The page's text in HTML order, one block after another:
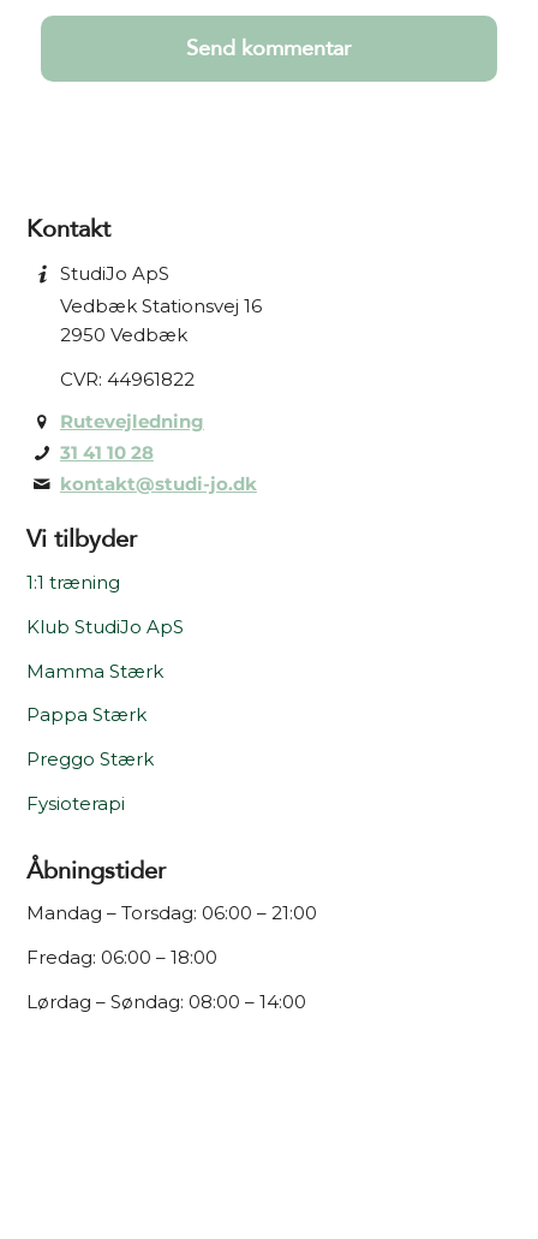
Kontakt
StudiJo ApS
Vedbæk Stationsvej 16
2950 Vedbæk
CVR: 44961822
Rutevejledning
31 41 10 28
kontakt@studi-jo.dk
Vi tilbyder
1:1 træning
Klub StudiJo ApS
Mamma Stærk
Pappa Stærk
Preggo Stærk
Fysioterapi
Åbningstider
Mandag – Torsdag: 06:00 – 21:00
Fredag: 06:00 – 18:00
Lørdag – Søndag: 08:00 – 14:00